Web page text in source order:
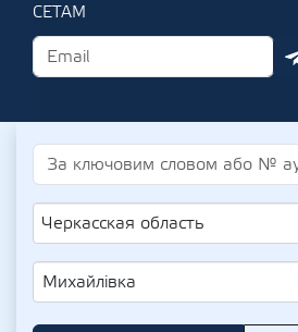
СЕТАМ
Черкасская область
Михайлівка